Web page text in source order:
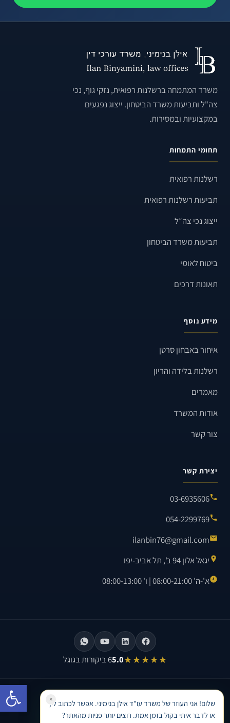
פתח ×
שלום! אני העוזר של משרד עו"ד אילן בנימיני. אפשר לכתוב לי,
או לדבר איתי בקול בזמן אמת. רוצים יותר פניות מהאתר?
משרד המתמחה ברשלנות רפואית, נזקי גוף, נכי
צה"ל ותביעות משרד הביטחון. ייצוג נפגעים
במקצועיות ובמסירות.
תחומי התמחות
רשלנות רפואית
תביעות רשלנות רפואית
ייצוג נכי צה״ל
תביעות משרד הביטחון
ביטוח לאומי
תאונות דרכים
מידע נוסף
איחור באבחון סרטן
רשלנות בלידה והריון
מאמרים
אודות המשרד
צור קשר
יצירת קשר
03-6935606
054-2299769
ilanbin76@gmail.com
יגאל אלון 94 ב', תל אביב-יפו
א'-ה' 08:00-21:00 | ו' 08:00-13:00
★★★★★
5.06 ביקורות בגוגל
משרד עו"ד אילן בנימיני. כל הזכויות שמורות.
בניית אתר וקידום אתרים לעורכי דין ·Avinu SEO